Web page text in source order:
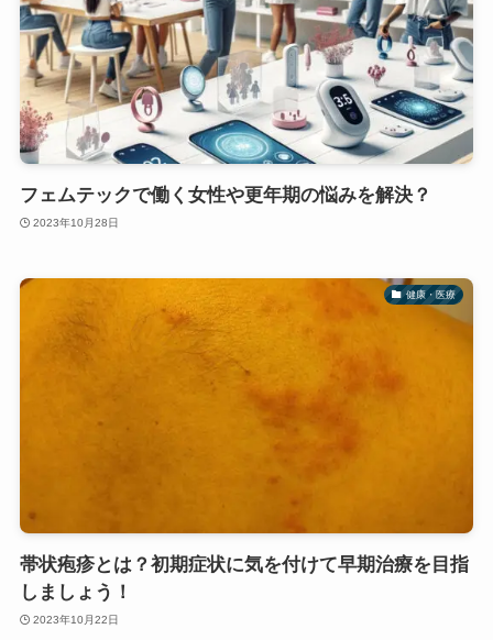
フェムテックで働く女性や更年期の悩みを解決？
2023年10月28日
健康・医療
帯状疱疹とは？初期症状に気を付けて早期治療を目指
しましょう！
2023年10月22日